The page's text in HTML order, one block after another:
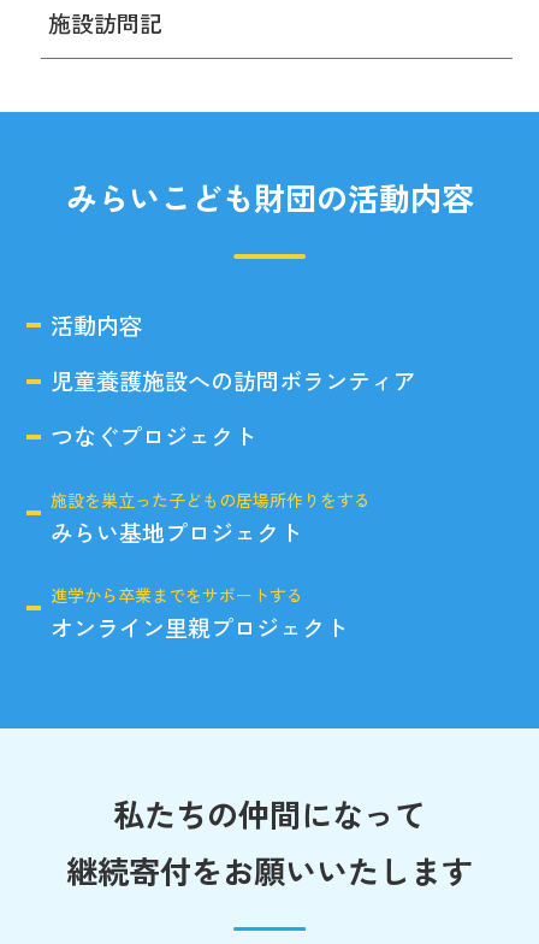
施設訪問記
みらいこども財団の活動内容
活動内容
児童養護施設への訪問ボランティア
つなぐプロジェクト
施設を巣立った子どもの居場所作りをする
みらい基地プロジェクト
進学から卒業までをサポートする
オンライン里親プロジェクト
私たちの仲間になって
継続寄付をお願いいたします